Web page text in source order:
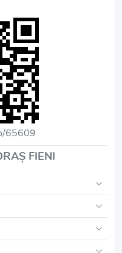
65609
FIENI